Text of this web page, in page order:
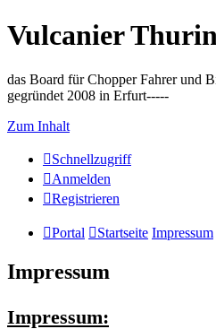
Vulcanier
das Board für Chopper Fahrer und
gegründet 2008 in Erfurt-----
Zum Inhalt
Schnellzugriff
Anmelden
Registrieren
Portal Startseite Impressum
Impressum
Impressum: